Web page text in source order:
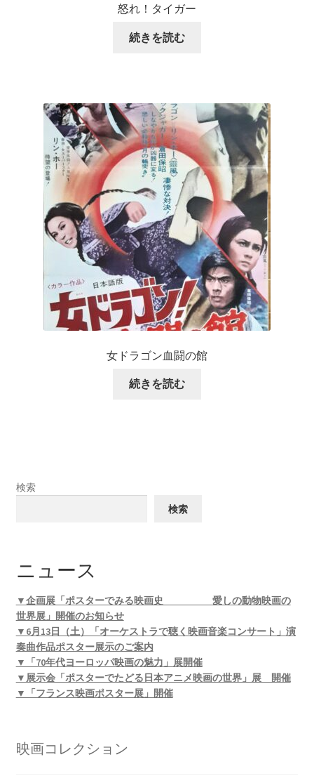
怒れ！タイガー
続きを読む
女ドラゴン血闘の館
続きを読む
検索
検索
ニュース
▼企画展「ポスターでみる映画史 愛しの動物映画の
世界展」開催のお知らせ
▼6月13日（土）「オーケストラで聴く映画音楽コンサート」演
奏曲作品ポスター展示のご案内
▼「70年代ヨーロッパ映画の魅力」展開催
▼展示会「ポスターでたどる日本アニメ映画の世界」展 開催
▼「フランス映画ポスター展」開催
映画コレクション